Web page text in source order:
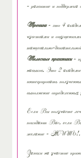
- развитие и поддержка
Тренинг- это 4
чувствами и
танцевально-
Телесные практики-
навыков. Это 2
интегрировать
выполнение
Если Вы получаете
покидают Вас, если Вы
желание - ЖИТЬ!,
Заявки на участие